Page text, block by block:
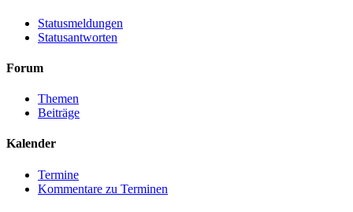
Statusmeldungen
Statusantworten
Forum
Themen
Beiträge
Kalender
Termine
Kommentare zu Terminen